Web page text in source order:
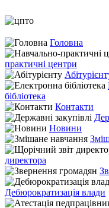
Головна
практичні центри
бібліотека
Контакти
Новини
директора
Дебюрократизація влади